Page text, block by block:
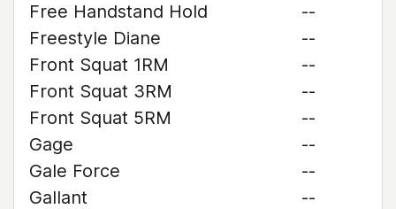
Free Handstand Hold
--
Freestyle Diane
--
Front Squat 1RM
--
Front Squat 3RM
--
Front Squat 5RM
--
Gage
--
Gale Force
--
Gallant
--